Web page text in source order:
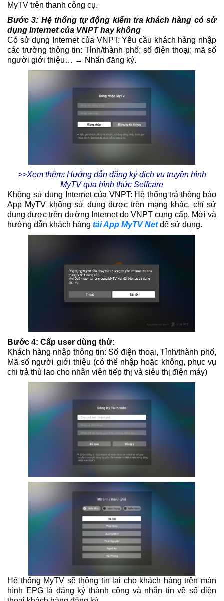
MyTV trên thanh công cụ.
Bước 3: Hệ thống tự động kiểm tra khách hàng có sử
dụng Internet của VNPT hay không
Có sử dụng Internet của VNPT: Yêu cầu khách hàng nhập
các trường thông tin: Tỉnh/thành phố; số điện thoại; mã số
người giới thiệu… → Nhấn đăng ký.
>>Xem thêm: Hướng dẫn đăng ký dịch vụ truyền hình
MyTV qua hình thức Selfcare
Không sử dụng Internet của VNPT: Hệ thống trả thông báo
App MyTV không sử dụng được trên mạng khác, chỉ sử
dụng được trên đường Internet do VNPT cung cấp. Mời và
hướng dẫn khách hàng tải App MyTV Netđể sử dụng.
Bước 4: Cấp user dùng thử:
Khách hàng nhập thông tin: Số điện thoại, Tỉnh/thành phố,
Mã số người giới thiệu (có thể nhập hoặc không, phục vụ
chi trả thù lao cho nhân viên tiếp thị và siêu thị điện máy)
Hệ thống MyTV sẽ thông tin lại cho khách hàng trên màn
hình EPG là đăng ký thành công và nhắn tin về số điện